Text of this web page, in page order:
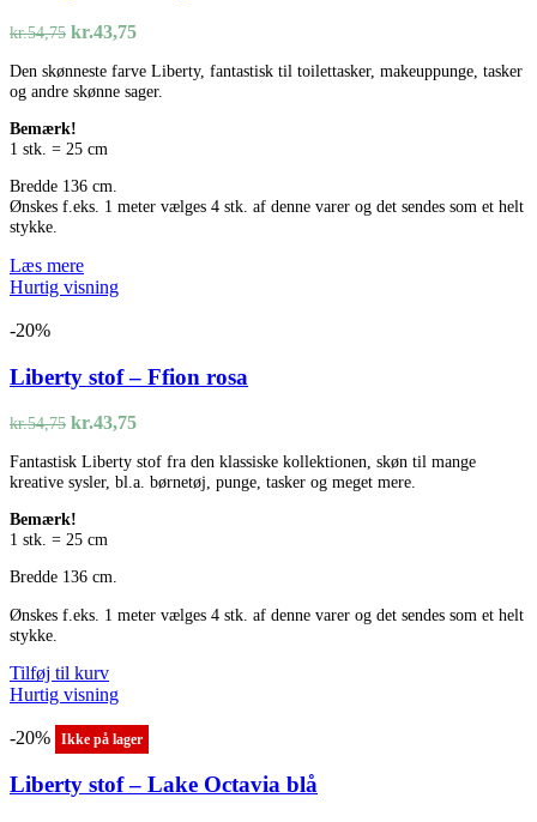
kr.54,75 Den
pris
var:
kr.43,75Den
pris
er:
Den skønneste farve Liberty, fantastisk til toilettasker, makeuppunge, tasker
og andre skønne sager.
Bemærk!
1 stk. = 25 cm
Bredde 136 cm.
Ønskes f.eks. 1 meter vælges 4 stk. af denne varer og det sendes som et helt
stykke.
Læs mere
Hurtig visning
-20%
Liberty stof – Ffion rosa
kr.54,75 Den
pris
var:
kr.43,75Den
pris
er:
Fantastisk Liberty stof fra den klassiske kollektionen, skøn til mange
kreative sysler, bl.a. børnetøj, punge, tasker og meget mere.
Bemærk!
1 stk. = 25 cm
Bredde 136 cm.
Ønskes f.eks. 1 meter vælges 4 stk. af denne varer og det sendes som et helt
stykke.
Tilføj til kurv
Hurtig visning
-20% Ikke på lager
Liberty stof – Lake Octavia blå